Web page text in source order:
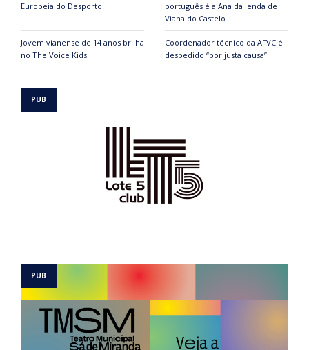
Europeia do Desporto
português é a Ana da lenda de
Viana do Castelo
Jovem vianense de 14 anos brilha
no The Voice Kids
Coordenador técnico da AFVC é
despedido “por justa causa”